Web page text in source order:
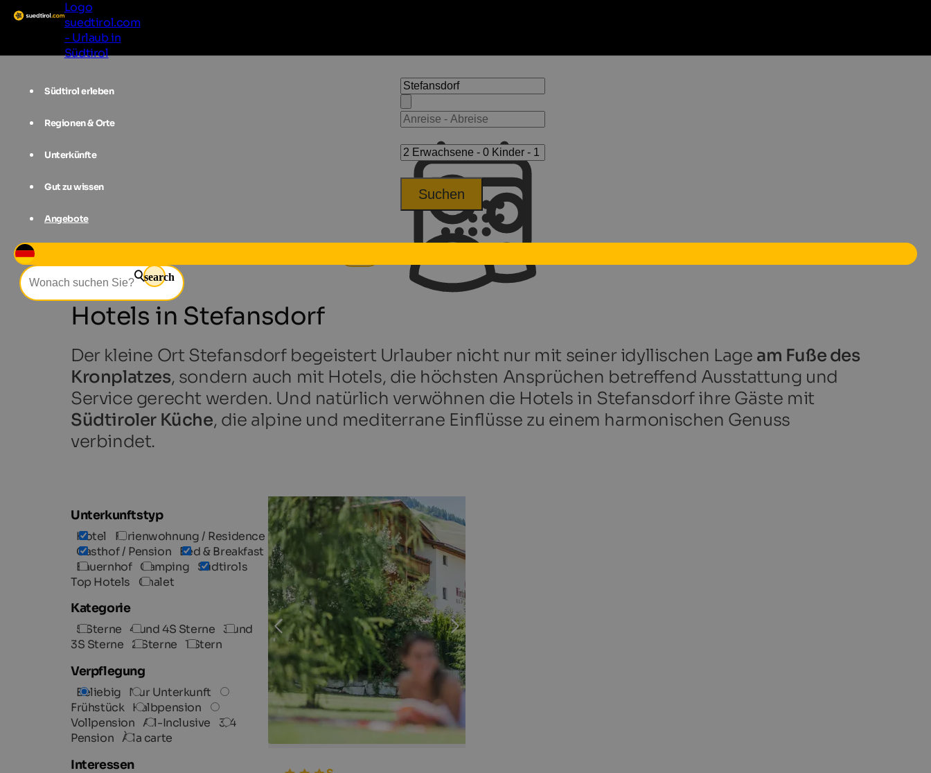
Logo
suedtirol.com
- Urlaub in
Südtirol
Südtirol erleben
Regionen & Orte
Unterkünfte
Gut zu wissen
Angebote
search
Suchen
Hotels in Stefansdorf
Der kleine Ort Stefansdorf begeistert Urlauber nicht nur mit seiner idyllischen Lage am Fuße des
Kronplatzes, sondern auch mit Hotels, die höchsten Ansprüchen betreffend Ausstattung und
Service gerecht werden. Und natürlich verwöhnen die Hotels in Stefansdorf ihre Gäste mit
Südtiroler Küche, die alpine und mediterrane Einflüsse zu einem harmonischen Genuss
verbindet.
Unterkunftstyp
Hotel
Ferienwohnung / Residence
Gasthof / Pension
Bed & Breakfast
Bauernhof Camping
Südtirols
Top Hotels
Chalet
Kategorie
5 Sterne 4 und 4S Sterne
3 und
3S Sterne
2 Sterne 1 Stern
Verpflegung
Beliebig
Nur Unterkunft
Frühstück Halbpension
Vollpension All-Inclusive
3/4
Pension À la carte
Interessen